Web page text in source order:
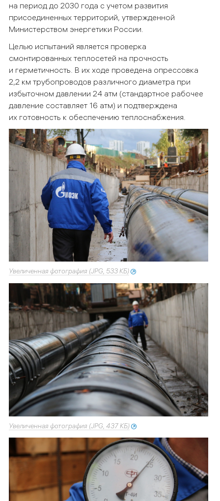
на период до 2030 года с учетом развития
присоединенных территорий, утвержденной
Министерством энергетики России.
Целью испытаний является проверка
смонтированных теплосетей на прочность
и герметичность. В их ходе проведена опрессовка
2,2 км трубопроводов различного диаметра при
избыточном давлении 24 атм (стандартное рабочее
давление составляет 16 атм) и подтверждена
их готовность к обеспечению теплоснабжения.
Увеличенная фотография (JPG, 533 КБ)
Увеличенная фотография (JPG, 437 КБ)